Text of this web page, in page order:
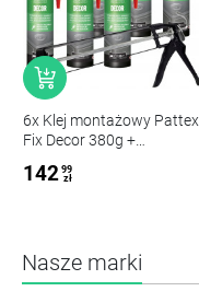
6x Klej montażowy Pattex
Fix Decor 380g +
142 99
zł
Nasze marki